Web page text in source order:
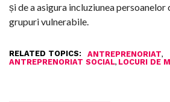
și de a asigura incluziunea
grupuri vulnerabile.
RELATED TOPICS: ANTREPRENORIAT,
ANTREPRENORIAT SOCIAL, LOCURI DE